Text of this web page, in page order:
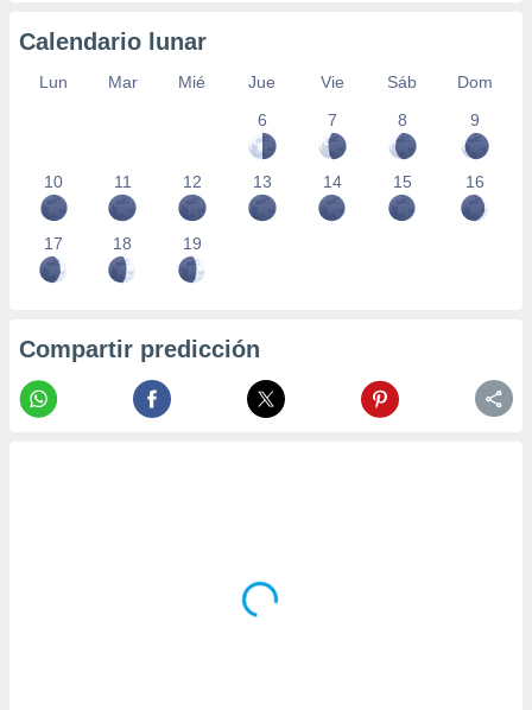
Calendario lunar
Lun Mar Mié Jue Vie Sáb
Dom
6
7 8 9
10 11 12 13 14 15 16
17 18 19
Compartir predicción